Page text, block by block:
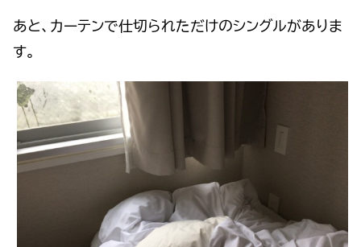
あと、カーテンで仕切られただけのシングルがありま
す。